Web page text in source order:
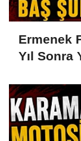
Ermenek
Yıl Sonra